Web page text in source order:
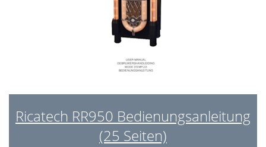
Ricatech RR950 Bedienungsanleitung
(25 Seiten)